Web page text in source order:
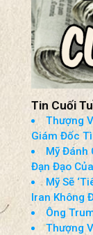
Tin Cuối
Thượng
Giám Đốc
Mỹ Đánh